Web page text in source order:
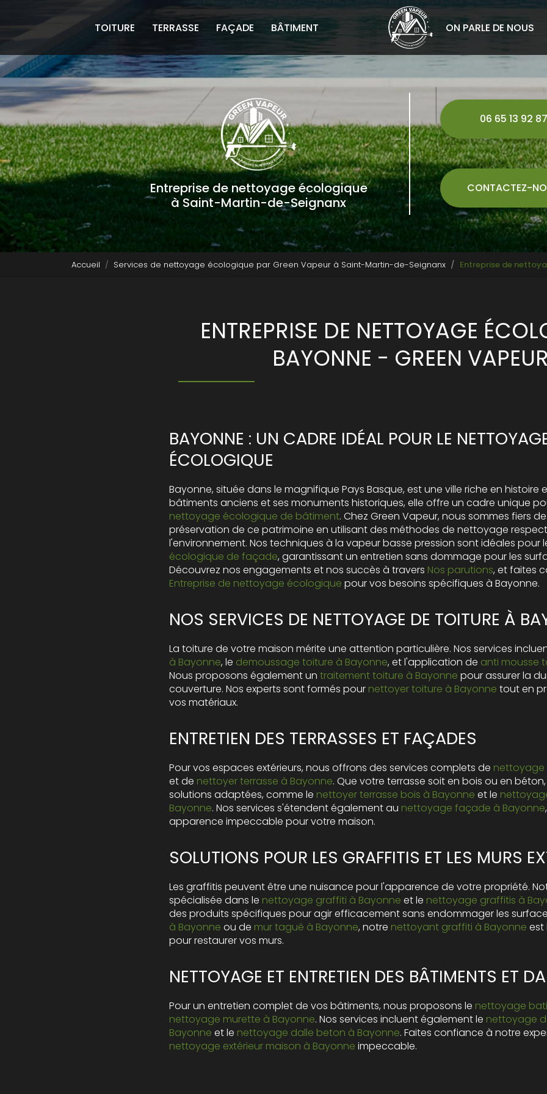
contenu
TOITURE
TERRASSE FAÇADE BÂTIMENT ON PARLE DE NOUS
Entreprise de nettoyage écologique
à Saint-Martin-de-Seignanx
06 65 13 92 87
CONTACTEZ-
Accueil Services de nettoyage écologique par Green Vapeur à Saint-Martin-de-Seignanx Entreprise de
ENTREPRISE DE NETTOYAGE
BAYONNE - GREEN
BAYONNE : UN CADRE IDÉAL POUR LE
ÉCOLOGIQUE
Bayonne, située dans le magnifique Pays Basque, est une ville riche en histoire
bâtiments anciens et ses monuments historiques, elle offre un cadre unique
nettoyage écologique de bâtiment. Chez Green Vapeur, nous sommes fiers
préservation de ce patrimoine en utilisant des méthodes de nettoyage
l'environnement. Nos techniques à la vapeur basse pression sont idéales pour
écologique de façade, garantissant un entretien sans dommage pour les
Découvrez nos engagements et nos succès à travers Nos parutions, et faites
Entreprise de nettoyage écologique pour vos besoins spécifiques à Bayonne.
NOS SERVICES DE NETTOYAGE DE TOITURE À
La toiture de votre maison mérite une attention particulière. Nos services
à Bayonne, le demoussage toiture à Bayonne, et l'application de anti mousse
Nous proposons également un traitement toiture à Bayonne pour assurer la
couverture. Nos experts sont formés pour nettoyer toiture à Bayonne tout en
vos matériaux.
ENTRETIEN DES TERRASSES ET FAÇADES
Pour vos espaces extérieurs, nous offrons des services complets de nettoyage
et de nettoyer terrasse à Bayonne. Que votre terrasse soit en bois ou en
solutions adaptées, comme le nettoyer terrasse bois à Bayonne et le
Bayonne. Nos services s'étendent également au nettoyage façade à Bayonne
apparence impeccable pour votre maison.
SOLUTIONS POUR LES GRAFFITIS ET LES MURS
Les graffitis peuvent être une nuisance pour l'apparence de votre propriété.
spécialisée dans le nettoyage graffiti à Bayonne et le nettoyage graffitis à
des produits spécifiques pour agir efficacement sans endommager les
à Bayonne ou de mur tagué à Bayonne, notre nettoyant graffiti à Bayonne est
pour restaurer vos murs.
NETTOYAGE ET ENTRETIEN DES BÂTIMENTS ET
Pour un entretien complet de vos bâtiments, nous proposons le nettoyage
nettoyage murette à Bayonne. Nos services incluent également le nettoyage
Bayonne et le nettoyage dalle beton à Bayonne. Faites confiance à notre
nettoyage extérieur maison à Bayonne impeccable.